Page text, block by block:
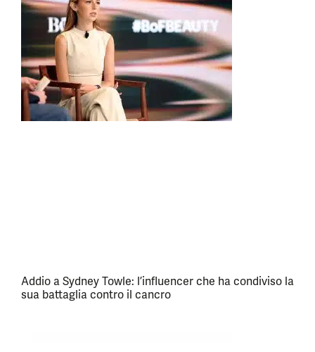
Addio a Sydney Towle: l’influencer che ha condiviso la
sua battaglia contro il cancro